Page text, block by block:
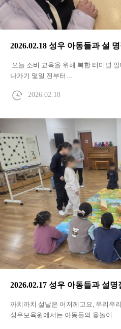
2026.02.18 성우 아동들과 설
오늘 소비 교육을 위해 복합 터미널
나가기 몇일 전부터…
2026.02.18
2026.02.17 성우 아동들과 설
까치까치 설날은 어저께고요, 우리우
성우보육원에서는 아동들의 윷놀이…